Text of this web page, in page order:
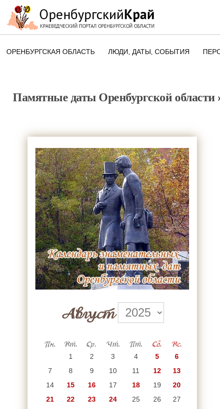
ОРЕНБУРГСКАЯ ОБЛАСТЬ ЛЮДИ, ДАТЫ, CОБЫТИЯ
ПАМЯТНЫЕ ДАТЫ
Памятные даты Оренбургской области
Август
Пн. Вт. Ср. Чт. Пт. Сб. Вс.
1 2 3 4 5
6
7
8 9 10 11 12
13
14
15 16 17 18 19
20
21
22 23 24 25 26
27